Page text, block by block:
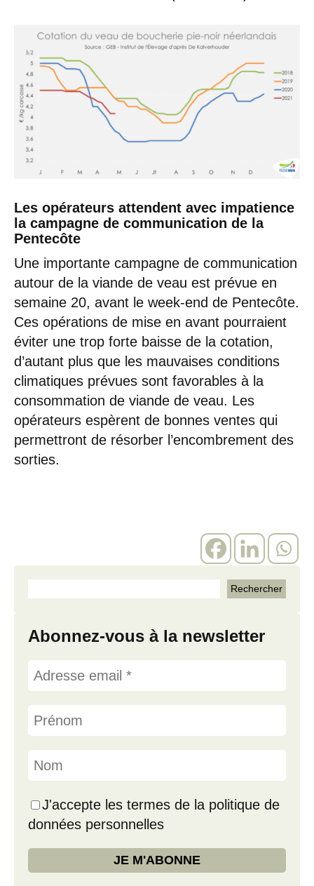
Les opérateurs attendent avec impatience
la campagne de communication de la
Pentecôte
Une importante campagne de communication
autour de la viande de veau est prévue en
semaine 20, avant le week-end de Pentecôte.
Ces opérations de mise en avant pourraient
éviter une trop forte baisse de la cotation,
d’autant plus que les mauvaises conditions
climatiques prévues sont favorables à la
consommation de viande de veau. Les
opérateurs espèrent de bonnes ventes qui
permettront de résorber l’encombrement des
sorties.
Abonnez-vous à la newsletter
J'accepte les termes de la politique de
données personnelles